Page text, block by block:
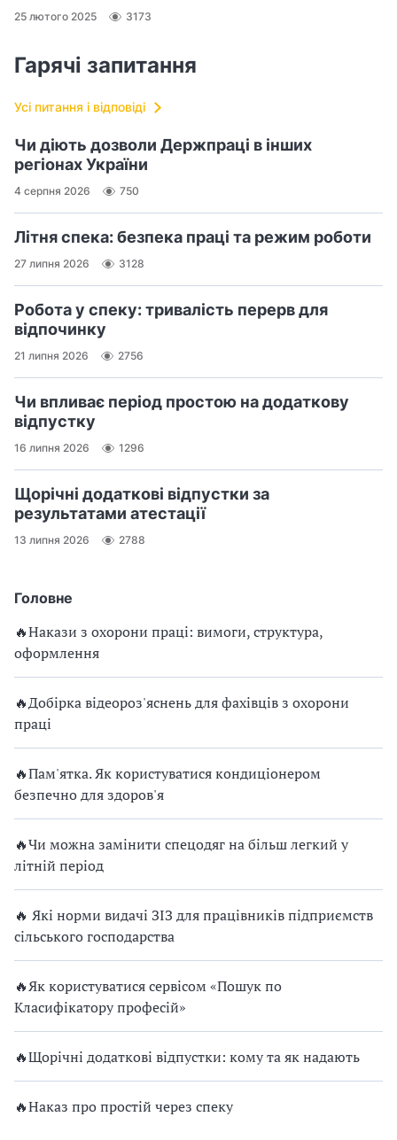
Головне
🔥Накази з охорони праці: вимоги, структура,
оформлення
🔥Добірка відеороз'яснень для фахівців з охорони
праці
🔥Пам'ятка. Як користуватися кондиціонером
безпечно для здоров'я
🔥Чи можна замінити спецодяг на більш легкий у
літній період
🔥 Які норми видачі ЗІЗ для працівників підприємств
сільського господарства
🔥Як користуватися сервісом «Пошук по
Класифікатору професій»
🔥Щорічні додаткові відпустки: кому та як надають
🔥Наказ про простій через спеку
25 лютого 2025 3173
Гарячі запитання
Усі питання і відповіді
Чи діють дозволи Держпраці в інших
регіонах України
4 серпня 2026 750
Літня спека: безпека праці та режим роботи
27 липня 2026 3128
Робота у спеку: тривалість перерв для
відпочинку
21 липня 2026 2756
Чи впливає період простою на додаткову
відпустку
16 липня 2026 1296
Щорічні додаткові відпустки за
результатами атестації
13 липня 2026 2788